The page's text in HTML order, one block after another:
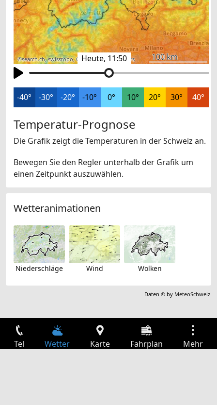
Heute, 11:50
©search.ch,swisstopo,OpenStreetMap ,others 100 km
-40° -30° -20° -10° 0° 10° 20° 30° 40°
Temperatur-Prognose
Die Grafik zeigt die Temperaturen in der Schweiz an.
Bewegen Sie den Regler unterhalb der Grafik um
einen Zeitpunkt auszuwählen.
Wetteranimationen
Niederschläge Wind Wolken
Daten © by MeteoSchweiz
Tel Wetter Karte Fahrplan Mehr